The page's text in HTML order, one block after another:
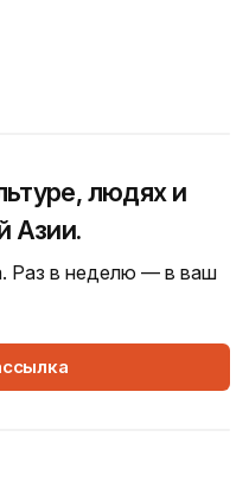
людях и
Азии.
Раз в неделю — в ваш